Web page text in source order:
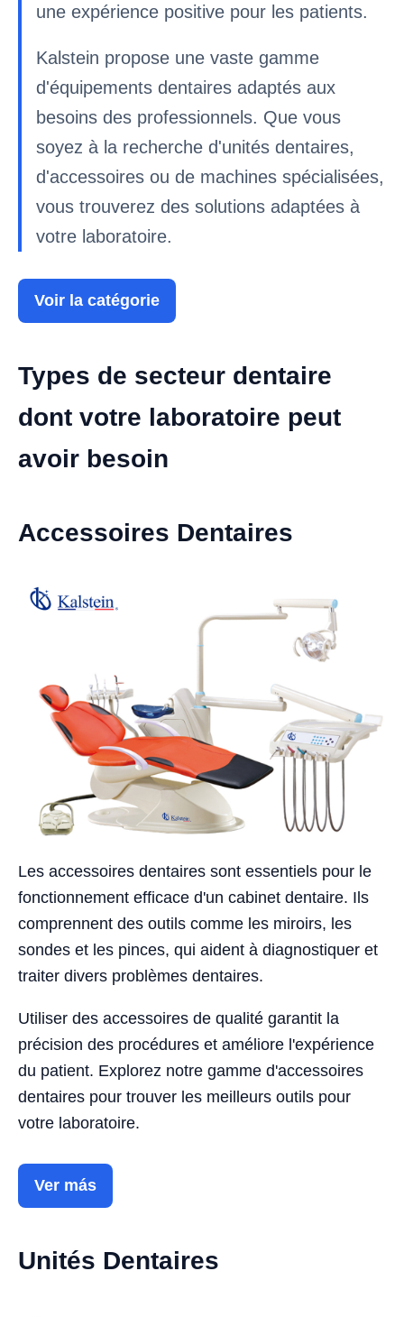
une expérience positive pour les patients.
Kalstein propose une vaste gamme
d'équipements dentaires adaptés aux
besoins des professionnels. Que vous
soyez à la recherche d'unités dentaires,
d'accessoires ou de machines spécialisées,
vous trouverez des solutions adaptées à
votre laboratoire.
Voir la catégorie
Types de secteur dentaire
dont votre laboratoire peut
avoir besoin
Accessoires Dentaires
Les accessoires dentaires sont essentiels pour le
fonctionnement efficace d'un cabinet dentaire. Ils
comprennent des outils comme les miroirs, les
sondes et les pinces, qui aident à diagnostiquer et
traiter divers problèmes dentaires.
Utiliser des accessoires de qualité garantit la
précision des procédures et améliore l'expérience
du patient. Explorez notre gamme d'accessoires
dentaires pour trouver les meilleurs outils pour
votre laboratoire.
Ver más
Unités Dentaires